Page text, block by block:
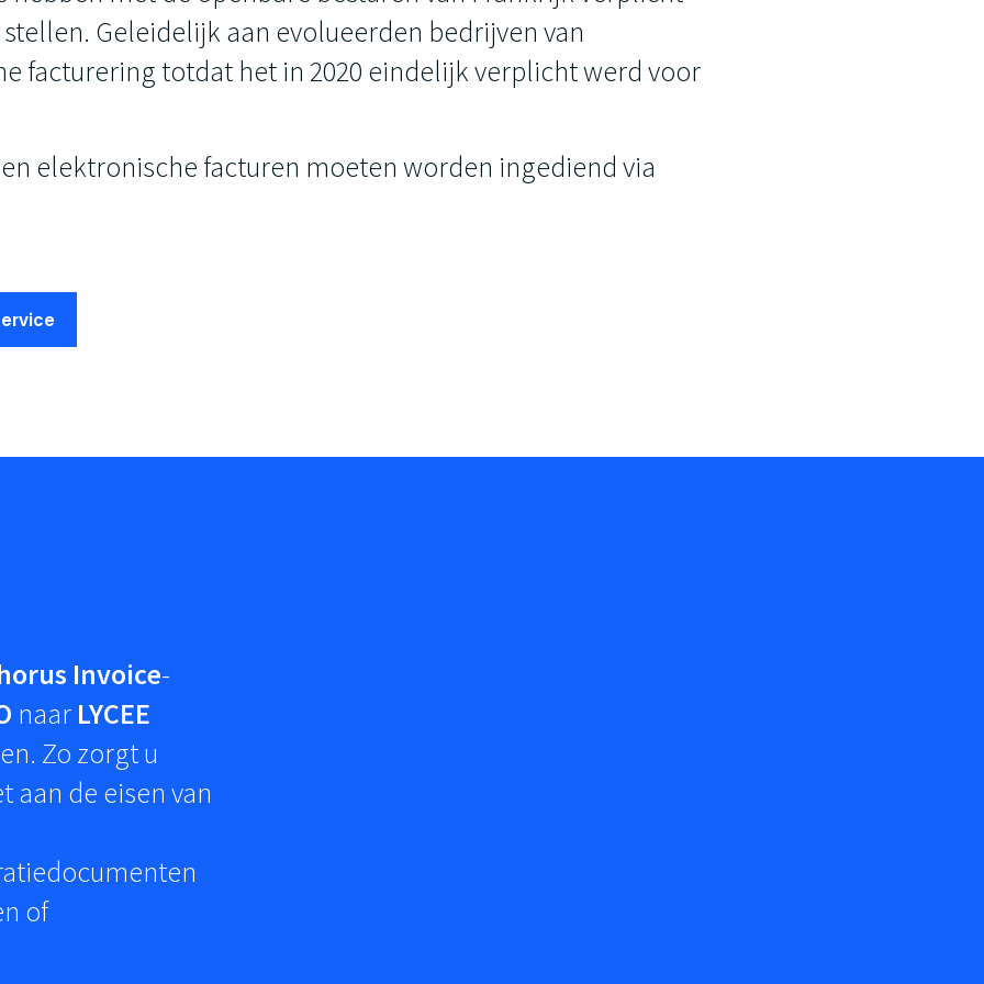
Geleidelijk aan evolueerden bedrijven van
facturering totdat het in 2020 eindelijk verplicht werd voor
elektronische facturen moeten worden ingediend via
Invoice-
naar LYCEE
Zo zorgt u
aan de eisen van
of